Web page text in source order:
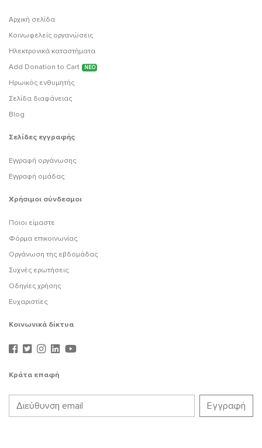
Αρχική σελίδα
Κοινωφελείς οργανώσεις
Ηλεκτρονικά καταστήματα
Add Donation to Cart
ΝΕΟ
Ηρωικός ενθυμητής
Σελίδα διαφάνειας
Blog
Σελίδες εγγραφής
Εγγραφή οργάνωσης
Εγγραφή ομάδας
Χρήσιμοι σύνδεσμοι
Ποιοι είμαστε
Φόρμα επικοινωνίας
Οργάνωση της εβδομάδας
Συχνές ερωτήσεις
Οδηγίες χρήσης
Ευχαριστίες
Κοινωνικά δίκτυα
Κράτα επαφή